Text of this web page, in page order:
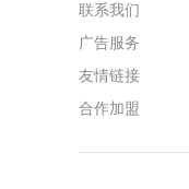
联系我们
广告服务
友情链接
合作加盟